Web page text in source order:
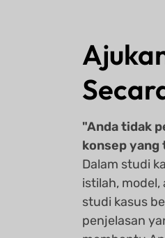
"Anda tidak
konsep yang
Dalam studi
istilah,
studi kasus
penjelasan